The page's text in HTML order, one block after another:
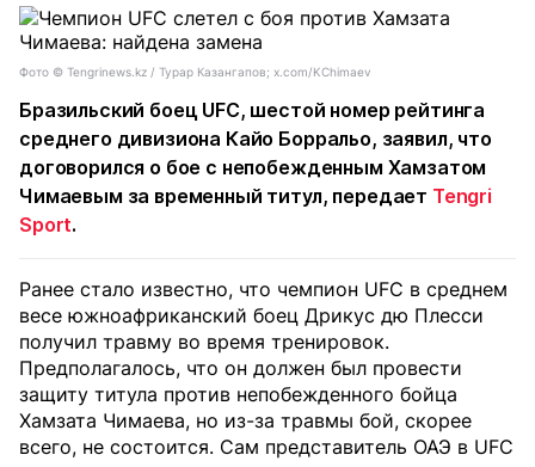
Фото ©️ Tengrinews.kz / Турар Казангапов; x.com/KChimaev
Бразильский боец UFC, шестой номер рейтинга
среднего дивизиона Кайо Борральо, заявил, что
договорился о бое с непобежденным Хамзатом
Чимаевым за временный титул, передает Tengri
Sport.
Ранее стало известно, что чемпион UFC в среднем
весе южноафриканский боец Дрикус дю Плесси
получил травму во время тренировок.
Предполагалось, что он должен был провести
защиту титула против непобежденного бойца
Хамзата Чимаева, но из-за травмы бой, скорее
всего, не состоится. Сам представитель ОАЭ в UFC